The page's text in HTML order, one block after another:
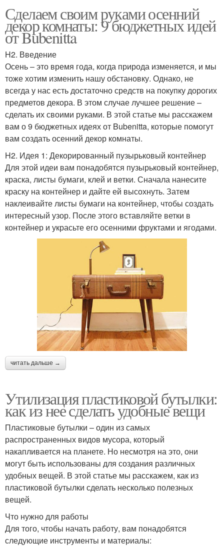
Сделаем своим руками осенний
декор комнаты: 9 бюджетных идей
от Bubenitta
H2. Введение
Осень – это время года, когда природа изменяется, и мы
тоже хотим изменить нашу обстановку. Однако, не
всегда у нас есть достаточно средств на покупку дорогих
предметов декора. В этом случае лучшее решение –
сделать их своими руками. В этой статье мы расскажем
вам о 9 бюджетных идеях от Bubenitta, которые помогут
вам создать осенний декор комнаты.
H2. Идея 1: Декорированный пузырьковый контейнер
Для этой идеи вам понадобятся пузырьковый контейнер,
краска, листы бумаги, клей и ветки. Сначала нанесите
краску на контейнер и дайте ей высохнуть. Затем
наклеивайте листы бумаги на контейнер, чтобы создать
интересный узор. После этого вставляйте ветки в
контейнер и украсьте его осенними фруктами и ягодами.
читать дальше →
Утилизация пластиковой бутылки:
как из нее сделать удобные вещи
Пластиковые бутылки – один из самых
распространенных видов мусора, который
накапливается на планете. Но несмотря на это, они
могут быть использованы для создания различных
удобных вещей. В этой статье мы расскажем, как из
пластиковой бутылки сделать несколько полезных
вещей.
Что нужно для работы
Для того, чтобы начать работу, вам понадобятся
следующие инструменты и материалы: